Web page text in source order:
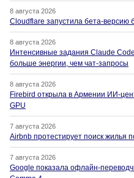
8 августа 2026
Cloudflare запустила бета-версию
8 августа 2026
Интенсивные задания Claude
больше энергии, чем чат-запросы
8 августа 2026
Firebird открыла в Армении ИИ-
GPU
7 августа 2026
Airbnb протестирует поиск жилья
7 августа 2026
Google показала офлайн-